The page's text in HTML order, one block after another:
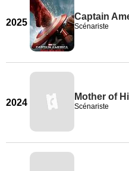
2025
Captain
Scénariste
2024
Mother of
Scénariste